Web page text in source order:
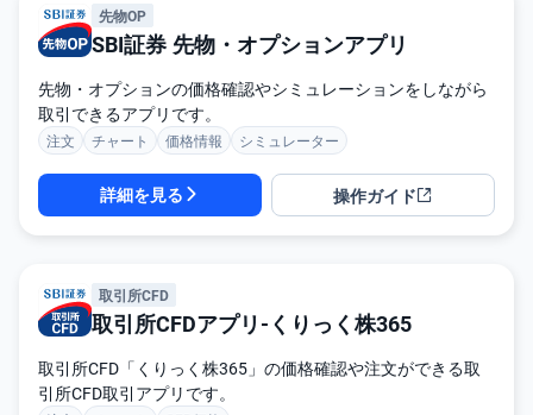
S
BI
ラ
ッ
プ
ロ
ボ
ア
ド
O
B
R
O
)
i
D
e
先物OP
SBI証券 先物・オプションアプリ
先物・オプションの価格確認やシミュレーションをしながら
取引できるアプリです。
注文 チャート 価格情報 シミュレーター
詳細を見る 操作ガイド
取引所CFD
取引所CFDアプリ-くりっく株365
取引所CFD「くりっく株365」の価格確認や注文ができる取
引所CFD取引アプリです。